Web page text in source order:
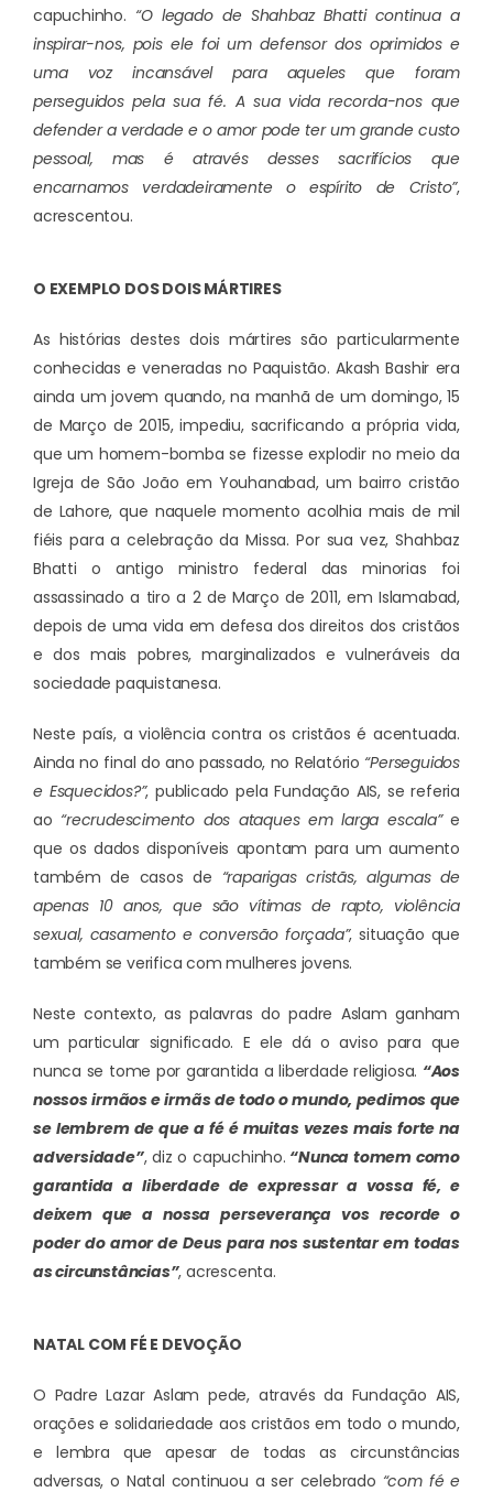
capuchinho. “O legado de Shahbaz Bhatti continua a
inspirar-nos, pois ele foi um defensor dos oprimidos e
uma voz incansável para aqueles que foram
perseguidos pela sua fé. A sua vida recorda-nos que
defender a verdade e o amor pode ter um grande custo
pessoal, mas é através desses sacrifícios que
encarnamos verdadeiramente o espírito de Cristo”,
acrescentou.
O EXEMPLO DOS DOIS MÁRTIRES
As histórias destes dois mártires são particularmente
conhecidas e veneradas no Paquistão. Akash Bashir era
ainda um jovem quando, na manhã de um domingo, 15
de Março de 2015, impediu, sacrificando a própria vida,
que um homem-bomba se fizesse explodir no meio da
Igreja de São João em Youhanabad, um bairro cristão
de Lahore, que naquele momento acolhia mais de mil
fiéis para a celebração da Missa. Por sua vez, Shahbaz
Bhatti o antigo ministro federal das minorias foi
assassinado a tiro a 2 de Março de 2011, em Islamabad,
depois de uma vida em defesa dos direitos dos cristãos
e dos mais pobres, marginalizados e vulneráveis da
sociedade paquistanesa.
Neste país, a violência contra os cristãos é acentuada.
Ainda no final do ano passado, no Relatório “Perseguidos
e Esquecidos?”, publicado pela Fundação AIS, se referia
ao “recrudescimento dos ataques em larga escala”e
que os dados disponíveis apontam para um aumento
também de casos de “raparigas cristãs, algumas de
apenas 10 anos, que são vítimas de rapto, violência
sexual, casamento e conversão forçada”, situação que
também se verifica com mulheres jovens.
Neste contexto, as palavras do padre Aslam ganham
um particular significado. E ele dá o aviso para que
nunca se tome por garantida a liberdade religiosa. “Aos
nossos irmãos e irmãs de todo o mundo, pedimos que
se lembrem de que a fé é muitas vezes mais forte na
adversidade”, diz o capuchinho. “Nunca tomem como
garantida a liberdade de expressar a vossa fé, e
deixem que a nossa perseverança vos recorde o
poder do amor de Deus para nos sustentar em todas
as circunstâncias”, acrescenta.
NATAL COM FÉ E DEVOÇÃO
O Padre Lazar Aslam pede, através da Fundação AIS,
orações e solidariedade aos cristãos em todo o mundo,
e lembra que apesar de todas as circunstâncias
adversas, o Natal continuou a ser celebrado “com fé e